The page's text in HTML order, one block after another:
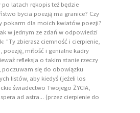
po latach rękopis też będzie
bycia poezją ma granice? Czy
pokarm dla moich kwiatów poezji?
w jednym ze zdań w odpowiedzi
"Ty zbierasz ciemność i cierpienie,
poezję, miłość i genialne kadry
refleksja o takim stanie rzeczy
poczuwam się do obowiązku
listów, aby kiedyś (jeżeli los
świadectwo Twojego ŻYCIA,
ad astra... (przez cierpienie do